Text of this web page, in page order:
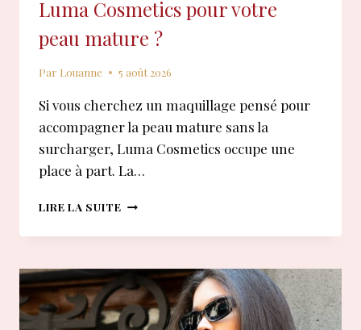
Luma Cosmetics pour votre
peau mature ?
Par Louanne 5 août 2026
Si vous cherchez un maquillage pensé pour
accompagner la peau mature sans la
surcharger, Luma Cosmetics occupe une
place à part. La…
LIRE LA SUITE COMMENT
LES
LUMA
COSMETICS
POUR
VOTRE